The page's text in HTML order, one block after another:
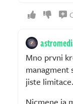
Mno prvni
managment
jiste limitace.